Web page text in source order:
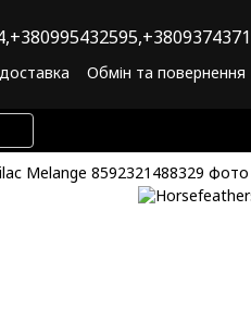
+380995432595,
Обмін та повернення